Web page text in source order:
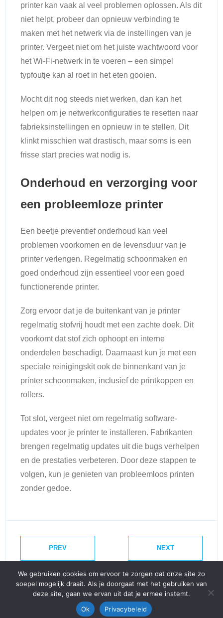
printer kan vaak al veel problemen oplossen. Als dit
niet helpt, probeer dan opnieuw verbinding te
maken met het netwerk via de instellingen van je
printer. Vergeet niet om het juiste wachtwoord voor
het Wi-Fi-netwerk in te voeren – een simpel
typfoutje kan al roet in het eten gooien.
Mocht dit nog steeds niet werken, dan kan het
helpen om je netwerkconfiguraties te resetten naar
fabrieksinstellingen en opnieuw in te stellen. Dit
klinkt misschien wat drastisch, maar soms is een
frisse start precies wat nodig is.
Onderhoud en verzorging voor
een probleemloze printer
Een beetje preventief onderhoud kan veel
problemen voorkomen en de levensduur van je
printer verlengen. Regelmatig schoonmaken en
goed onderhoud zijn essentieel voor een goed
functionerende printer.
Zorg ervoor dat je de buitenkant van je printer
regelmatig stofvrij houdt met een zachte doek. Dit
voorkomt dat stof zich ophoopt en interne
onderdelen beschadigt. Daarnaast kun je met een
speciale reinigingskit ook de binnenkant van je
printer schoonmaken, inclusief de printkoppen en
rollers.
Tot slot, vergeet niet om regelmatig software-
updates voor je printer te installeren. Fabrikanten
brengen regelmatig updates uit die bugs verhelpen
en de prestaties verbeteren. Door deze stappen te
volgen, kun je genieten van probleemloos printen
zonder gedoe.
PREV NEXT
Shuttle Themes. Powered by
We gebruiken cookies om ervoor te zorgen dat onze site zo
soepel mogelijk draait. Als je doorgaat met het gebruiken van
deze site, gaan we ervan uit dat je ermee instemt.
Ok
Privacybeleid